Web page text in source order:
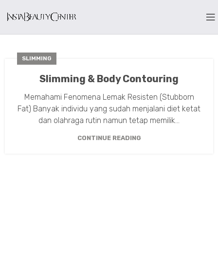
SLIMMING
Slimming & Body Contouring
Memahami Fenomena Lemak Resisten (Stubborn
Fat) Banyak individu yang sudah menjalani diet ketat
dan olahraga rutin namun tetap memilik...
CONTINUE READING